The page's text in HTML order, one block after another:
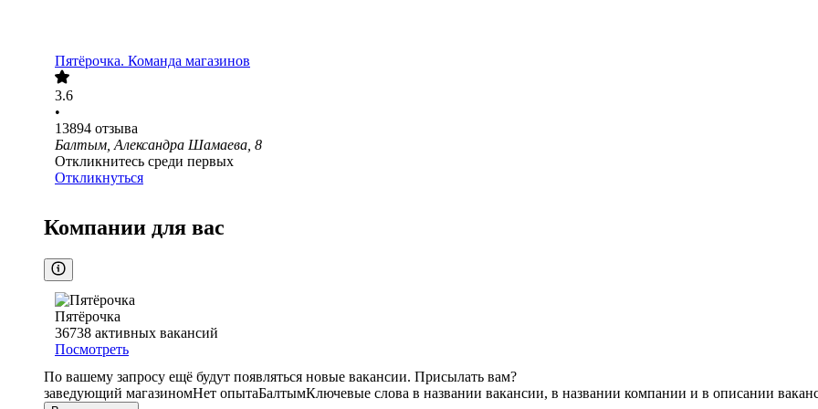
Пятёрочка. Команда магазинов
3.6
•
13894 отзыва
Балтым, Александра Шамаева, 8
Откликнитесь среди первых
Откликнуться
Компании для вас
Пятёрочка
36738 активных вакансий
Посмотреть
По вашему запросу ещё будут появляться новые вакансии. Присылать вам?
заведующий магазиномНет опытаБалтымКлючевые слова в названии вакансии, в названии компании и в описании